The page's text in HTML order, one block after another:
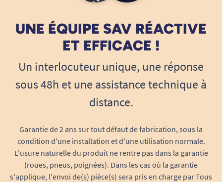
UNE ÉQUIPE SAV RÉACTIVE
ET EFFICACE !
Un interlocuteur unique, une réponse
sous 48h et une assistance technique à
distance.
Garantie de 2 ans sur tout défaut de fabrication, sous la
condition d'une installation et d'une utilisation normale.
L'usure naturelle du produit ne rentre pas dans la garantie
(roues, pneus, poignées). Dans les cas où la garantie
s'applique, l'envoi de(s) pièce(s) sera pris en charge par Tous